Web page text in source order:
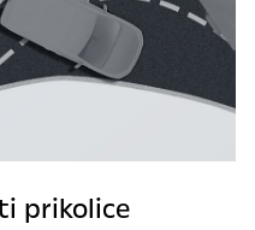
prikolice